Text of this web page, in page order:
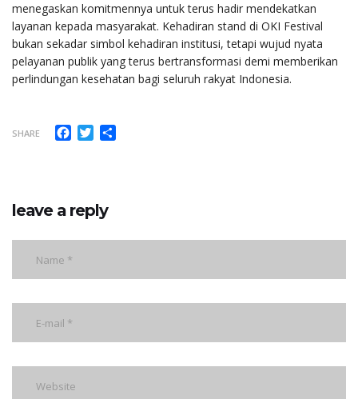
menegaskan komitmennya untuk terus hadir mendekatkan
layanan kepada masyarakat. Kehadiran stand di OKI Festival
bukan sekadar simbol kehadiran institusi, tetapi wujud nyata
pelayanan publik yang terus bertransformasi demi memberikan
perlindungan kesehatan bagi seluruh rakyat Indonesia.
SHARE Facebook
Twitter
leave a reply